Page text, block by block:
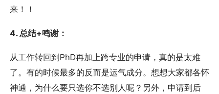
来！！
4. 总结+鸣谢：
从工作转回到PhD再加上跨专业的申请，真的是太难
了。有的时候最多的反而是运气成分。想想大家都各怀
神通，为什么要只选你不选别人呢？另外，申请到后